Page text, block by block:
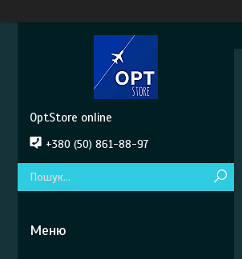
OptStore online
+380 (50) 861-88-97